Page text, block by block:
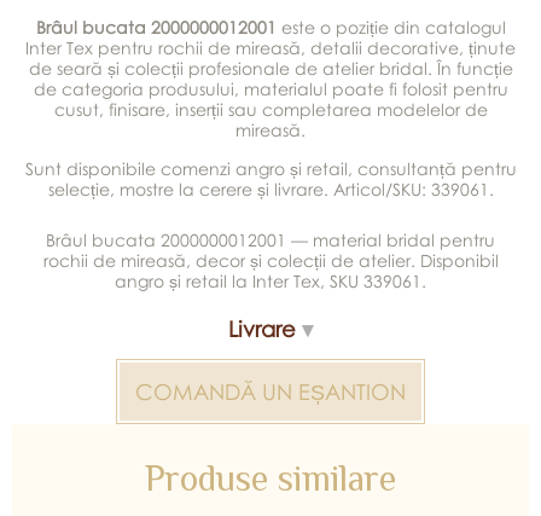
Brâul bucata 2000000012001 este o poziție din catalogul
Inter Tex pentru rochii de mireasă, detalii decorative, ținute
de seară și colecții profesionale de atelier bridal. În funcție
de categoria produsului, materialul poate fi folosit pentru
cusut, finisare, inserții sau completarea modelelor de
mireasă.
Sunt disponibile comenzi angro și retail, consultanță pentru
selecție, mostre la cerere și livrare. Articol/SKU: 339061.
Brâul bucata 2000000012001 — material bridal pentru
rochii de mireasă, decor și colecții de atelier. Disponibil
angro și retail la Inter Tex, SKU 339061.
Livrare
COMANDĂ UN EȘANTION
Produse similare